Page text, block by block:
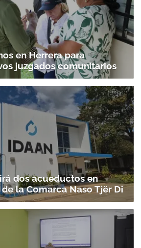
en Herrera para
juzgados comunitarios
dos acueductos en
la Comarca Naso Tjër Di